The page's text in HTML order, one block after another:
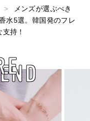
メンズが選ぶべき
水5選。韓国発のフレ
持！